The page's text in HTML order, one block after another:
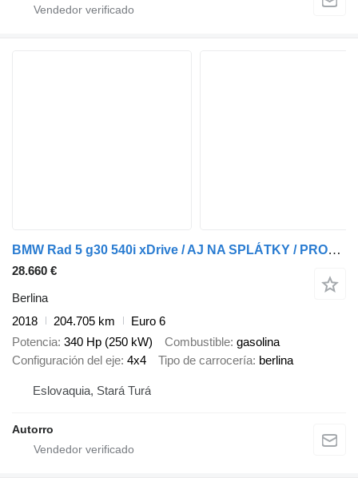
BMW Rad 5 g30 540i xDrive / AJ NA SPLÁTKY / PROTIÚČET
28.660 €
Berlina
2018
204.705 km
Euro 6
Potencia 340 Hp (250 kW) Combustible gasolina
Configuración del eje 4x4 Tipo de carrocería berlina
Eslovaquia, Stará Turá
Autorro